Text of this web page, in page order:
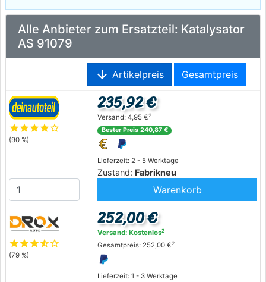
Alle Anbieter zum Ersatzteil: Katalysator
AS 91079
arrow_downward Artikelpreis Gesamtpreis
starstarstarstarstar_outline
(90 %)
Lieferzeit: 2 - 5 Werktage
Zustand: Fabrikneu
235,92 €
Versand: 4,95 €2
Bester Preis 240,87 €
Warenkorb
starstarstarstar_halfstar_outline
(79 %)
Lieferzeit: 1 - 3 Werktage
252,00 €
Versand: Kostenlos2
Gesamtpreis: 252,00 €2